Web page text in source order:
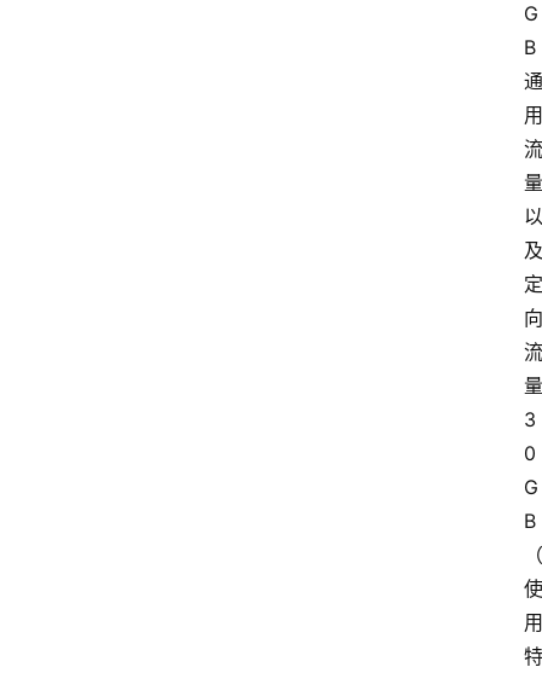
G
B
通
用
流
量
以
及
定
向
流
量
3
0
G
B
（
使
用
特